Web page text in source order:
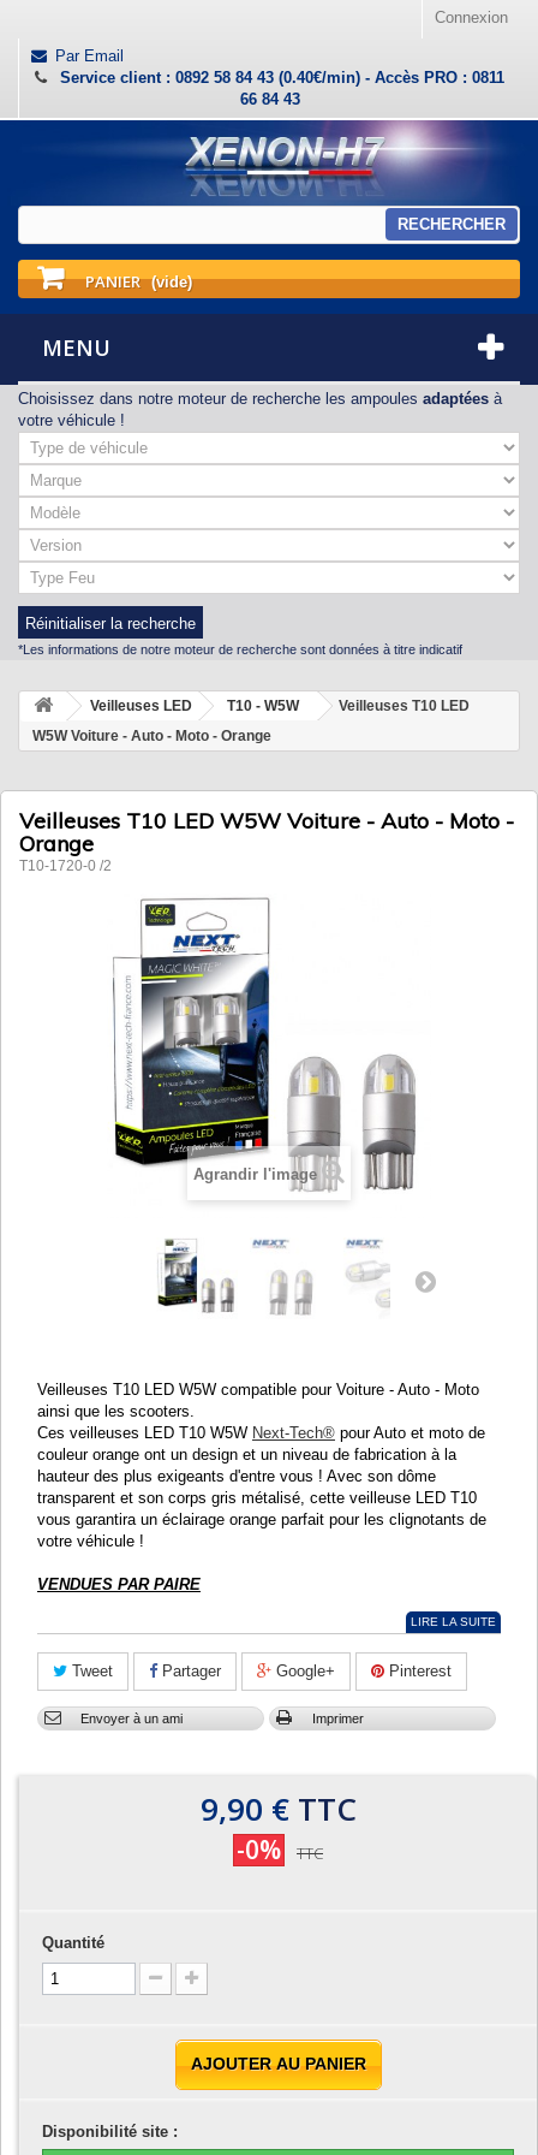
Connexion
Par Email
Service client : 0892 58 84 43 (0.40€/min) - Accès PRO : 0811
66 84 43
RECHERCHER
PANIER (vide)
MENU
Choisissez dans notre moteur de recherche les ampoules adaptées à
votre véhicule !
Réinitialiser la recherche
*Les informations de notre moteur de recherche sont données à titre indicatif
Veilleuses LED T10 - W5W
Veilleuses T10 LED
W5W Voiture - Auto - Moto - Orange
Veilleuses T10 LED W5W Voiture - Auto - Moto -
Orange
T10-1720-0 /2
Agrandir l'image
Veilleuses T10 LED W5W compatible pour Voiture - Auto - Moto
ainsi que les scooters.
Ces veilleuses LED T10 W5W Next-Tech® pour Auto et moto de
couleur orange ont un design et un niveau de fabrication à la
hauteur des plus exigeants d'entre vous ! Avec son dôme
transparent et son corps gris métalisé, cette veilleuse LED T10
vous garantira un éclairage orange parfait pour les clignotants de
votre véhicule !
VENDUES PAR PAIRE
LIRE LA SUITE
Tweet Partager Google+ Pinterest
Envoyer à un ami Imprimer
9,90 €TTC
-0% TTC
Quantité
AJOUTER AU PANIER
Disponibilité site :